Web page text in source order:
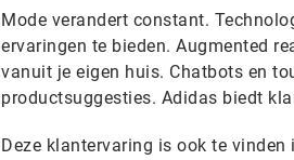
Mode verandert constant.
ervaringen te bieden. Augmented
vanuit je eigen huis. Chatbots en
productsuggesties. Adidas biedt
Deze klantervaring is ook te vinden